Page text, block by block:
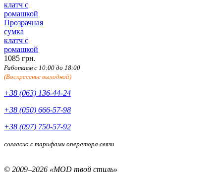
Прозрачная
сумка
клатч с
ромашкой
1085 грн.
Работаем с 10:00 до 18:00
(Воскресенье выходной)
+38 (063) 136-44-24
+38 (050) 666-57-98
+38 (097) 750-57-92
согласно с тарифами оператора связи
© 2009–2026 «MOD твой стиль»